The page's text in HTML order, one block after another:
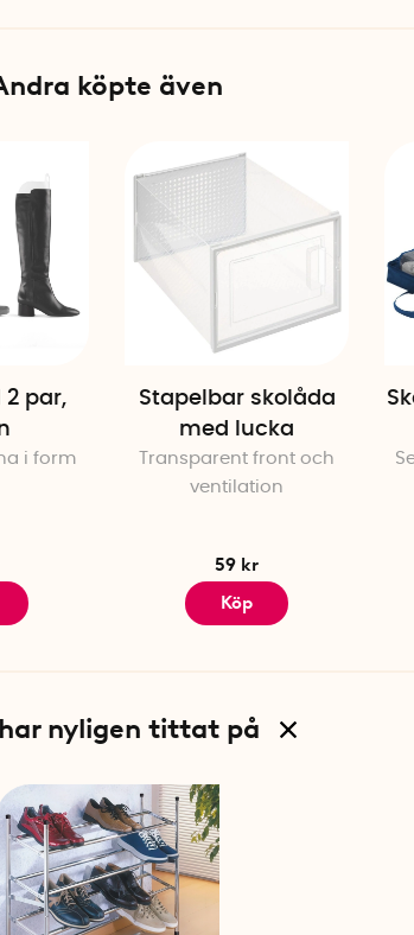
köpte även
2 par,
i form
Stapelbar skolåda
med lucka
Transparent front och
ventilation
59 kr
Köp
nyligen tittat på